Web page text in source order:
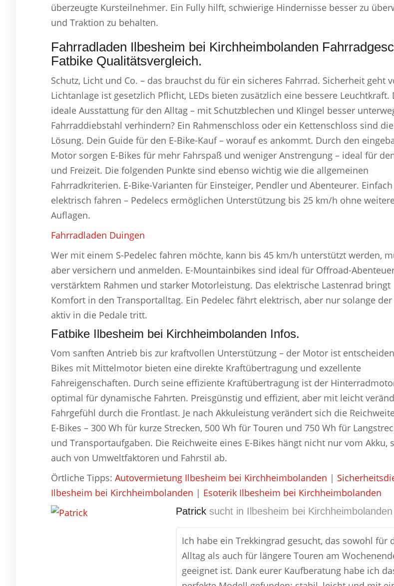
überzeugte Kursteilnehmer. Ein Fully hilft, schwierige Hindernisse besser zu
und Traktion zu behalten.
Fahrradladen Ilbesheim bei Kirchheimbolanden
Fatbike Qualitätsvergleich.
Schutz, Licht und Co. – das brauchst du für ein sicheres Fahrrad. Sicherheit geht
Lichtanlage ist gesetzlich Pflicht, LEDs bieten zusätzlich eine bessere Leuchtkraft.
ideale Ausstattung für den Alltag – mit Schutzblechen und Klingel besser
Fahrraddiebstahl verhindern? Ein Rahmenschloss oder ein Kettenschloss sind die
Lösung. Dein Guide für den E-Bike-Kauf – worauf es ankommt. Durch den
Motor sorgen E-Bikes für mehr Fahrspaß und weniger Anstrengung – ideal für
und Freizeit. Die folgenden Punkte sind ebenso wichtig wie die allgemeinen
Fahrradkriterien. E-Bike-Varianten für Einsteiger, Pendler und Abenteurer. Einfach
elektrisch fahren – Pedelecs ermöglichen Unterstützung bis 25 km/h ohne
Auflagen.
Fahrradladen Duingen
Wer mit einem S-Pedelec fahren möchte, kann bis 45 km/h unterstützt werden,
aber versichern und anmelden. E-Mountainbikes sind ideal für Offroad-
verstärktem Rahmen und starker Motorleistung. Das elektrische Lastenrad bringt
Komfort in den Transportalltag. Ein Pedelec fährt elektrisch, aber nur solange der
aktiv in die Pedale tritt.
Fatbike Ilbesheim bei Kirchheimbolanden Infos.
Vom sanften Antrieb bis zur kraftvollen Unterstützung – der Motor ist
Bikes mit Mittelmotor bieten eine direkte Kraftübertragung und exzellente
Fahreigenschaften. Durch seine effiziente Kraftübertragung ist der
optimal für dynamische Fahrten. Preisgünstig und effizient, aber mit leicht
Fahrgefühl durch die Frontlast. Je nach Akkuleistung verändert sich die
E-Bikes – 300 Wh für kurze Strecken, 500 Wh für Touren und 750 Wh für
und Transportaufgaben. Die Reichweite eines E-Bikes hängt nicht nur vom Akku,
auch von Umweltfaktoren und Fahrstil ab.
Örtliche Tipps: Autovermietung Ilbesheim bei Kirchheimbolanden |
Ilbesheim bei Kirchheimbolanden | Esoterik Ilbesheim bei Kirchheimbolanden
Patrick sucht in Ilbesheim bei Kirchheimbolanden
Ich habe ein Trekkingrad gesucht, das sowohl für
Alltag als auch für längere Touren am
geeignet ist. Dank eurer Kaufberatung habe ich